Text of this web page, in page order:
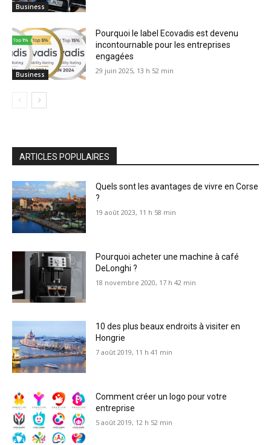
Business
Business
Pourquoi le label Ecovadis est devenu
incontournable pour les entreprises
engagées
29 juin 2025, 13 h 52 min
ARTICLES POPULAIRES
Quels sont les avantages de vivre en Corse
?
19 août 2023, 11 h 58 min
Pourquoi acheter une machine à café
DeLonghi ?
18 novembre 2020, 17 h 42 min
10 des plus beaux endroits à visiter en
Hongrie
7 août 2019, 11 h 41 min
Comment créer un logo pour votre
entreprise
5 août 2019, 12 h 52 min